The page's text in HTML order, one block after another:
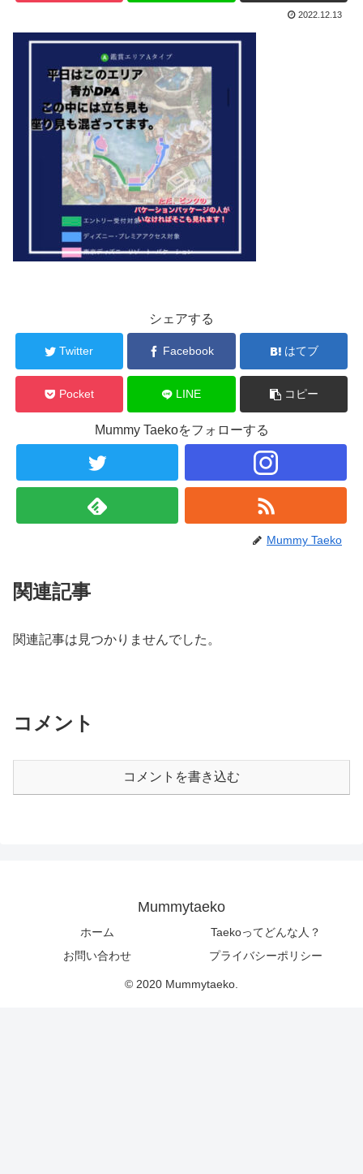
2022.12.13
シェアする
Twitter Facebook はてブ
Pocket LINE コピー
Mummy Taekoをフォローする
Mummy Taeko
関連記事
関連記事は見つかりませんでした。
コメント
コメントを書き込む
Mummytaeko
ホーム
Taekoってどんな人？
お問い合わせ
プライバシーポリシー
© 2020 Mummytaeko.